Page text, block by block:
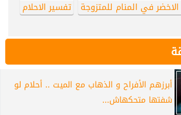
في المنام للمتزوجة
تفسير الاحلام
أبرزهم الأفراح و الذهاب مع الميت .. أحلام لو
شفتها متحكهاش...